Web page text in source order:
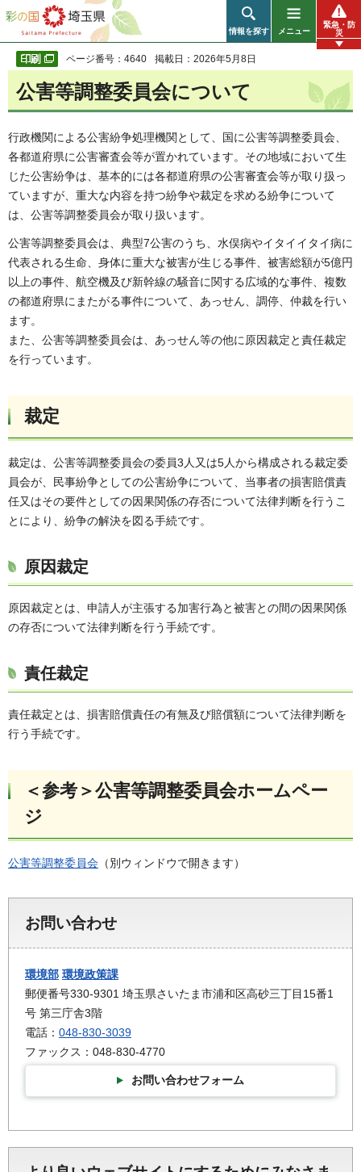
彩の国 埼玉県
情報を探す メニュー
緊急・防
災
ページ番号：4640 掲載日：2026年5月8日
公害等調整委員会について
行政機関による公害紛争処理機関として、国に公害等調整委員会、
各都道府県に公害審査会等が置かれています。その地域において生
じた公害紛争は、基本的には各都道府県の公害審査会等が取り扱っ
ていますが、重大な内容を持つ紛争や裁定を求める紛争について
は、公害等調整委員会が取り扱います。
公害等調整委員会は、典型7公害のうち、水俣病やイタイイタイ病に
代表される生命、身体に重大な被害が生じる事件、被害総額が5億円
以上の事件、航空機及び新幹線の騒音に関する広域的な事件、複数
の都道府県にまたがる事件について、あっせん、調停、仲裁を行い
ます。
また、公害等調整委員会は、あっせん等の他に原因裁定と責任裁定
を行っています。
裁定
裁定は、公害等調整委員会の委員3人又は5人から構成される裁定委
員会が、民事紛争としての公害紛争について、当事者の損害賠償責
任又はその要件としての因果関係の存否について法律判断を行うこ
とにより、紛争の解決を図る手続です。
原因裁定
原因裁定とは、申請人が主張する加害行為と被害との間の因果関係
の存否について法律判断を行う手続です。
責任裁定
責任裁定とは、損害賠償責任の有無及び賠償額について法律判断を
行う手続です。
＜参考＞公害等調整委員会ホームペー
ジ
公害等調整委員会 （別ウィンドウで開きます）
お問い合わせ
環境部 環境政策課
郵便番号330-9301 埼玉県さいたま市浦和区高砂三丁目15番1
号 第三庁舎3階
電話： 048-830-3039
ファックス：048-830-4770
お問い合わせフォーム